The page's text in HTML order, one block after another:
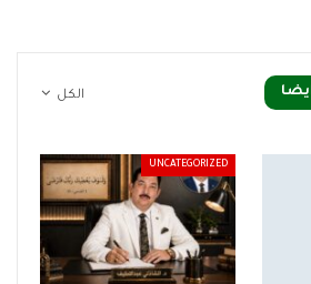
الكل
UNCATEGORIZED